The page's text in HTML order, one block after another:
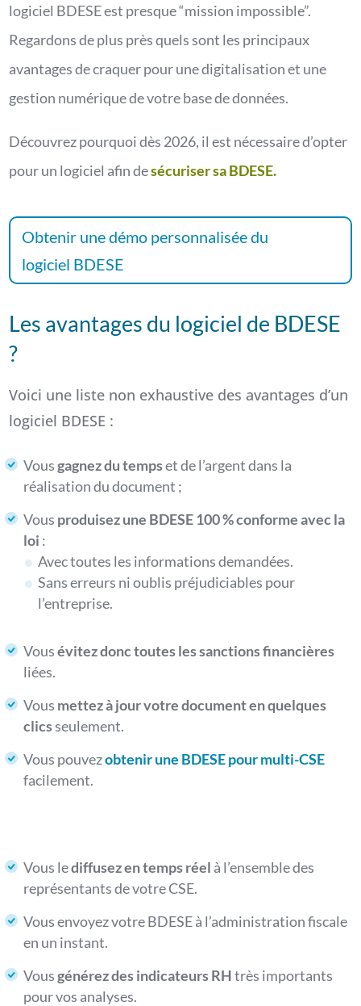
logiciel BDESE est presque “mission impossible”.
Regardons de plus près quels sont les principaux
avantages de craquer pour une digitalisation et une
gestion numérique de votre base de données.
Découvrez pourquoi dès 2026, il est nécessaire d’opter
pour un logiciel afin desécuriser sa BDESE.
Obtenir une démo personnalisée du
logiciel BDESE
Les avantages du logiciel de BDESE
?
Voici une liste non exhaustive des avantages d’un
logiciel BDESE :
Vousgagnez du tempset de l’argent dans la
réalisation du document ;
Vous produisez une BDESE 100 % conforme avec la
loi :
Avec toutes les informations demandées.
Sans erreurs ni oublis préjudiciables pour
l’entreprise.
Vousévitez donc toutes les sanctions financières
liées.
Vous mettez à jour votre document en quelques
clicsseulement.
Vous pouvezobtenir une BDESE pour multi-CSE
facilement.
Vous lediffusez en temps réel à l’ensemble des
représentants de votre CSE.
Vous envoyez votre BDESE à l’administration fiscale
en un instant.
Vousgénérez des indicateurs RHtrès importants
pour vos analyses.